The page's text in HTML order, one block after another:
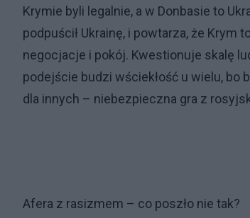
Krymie byli legalnie, a w Donbasie to
podpuścił Ukrainę, i powtarza, że Krym
negocjacje i pokój. Kwestionuje skalę
podejście budzi wściekłość u wielu, bo
dla innych – niebezpieczna gra z
Afera z rasizmem – co poszło nie tak?